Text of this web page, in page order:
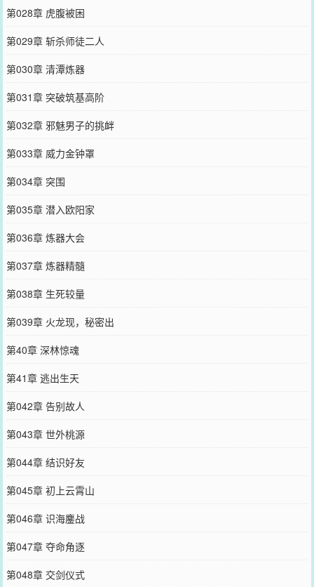
第028章 虎腹被困
第029章 斩杀师徒二人
第030章 清潭炼器
第031章 突破筑基高阶
第032章 邪魅男子的挑衅
第033章 威力金钟罩
第034章 突围
第035章 潜入欧阳家
第036章 炼器大会
第037章 炼器精髓
第038章 生死较量
第039章 火龙现，秘密出
第40章 深林惊魂
第41章 逃出生天
第042章 告别故人
第043章 世外桃源
第044章 结识好友
第045章 初上云霄山
第046章 识海鏖战
第047章 夺命角逐
第048章 交剑仪式